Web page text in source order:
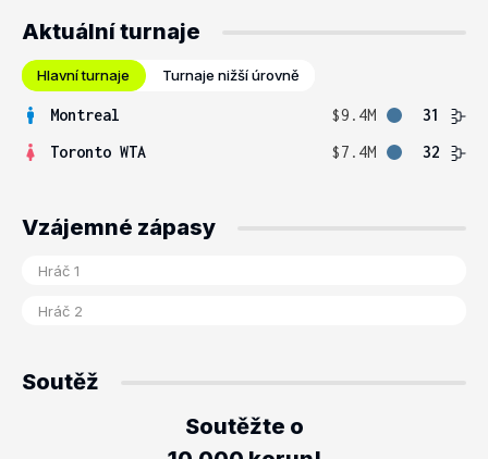
Aktuální turnaje
Hlavní turnaje Turnaje nižší úrovně
Montreal $9.4M
31
Toronto WTA
$7.4M 32
Vzájemné zápasy
Soutěž
Soutěžte o